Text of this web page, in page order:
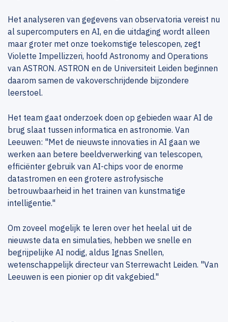
Het analyseren van gegevens van observatoria vereist nu
al supercomputers en AI, en die uitdaging wordt alleen
maar groter met onze toekomstige telescopen, zegt
Violette Impellizzeri, hoofd Astronomy and Operations
van ASTRON. ASTRON en de Universiteit Leiden beginnen
daarom samen de vakoverschrijdende bijzondere
leerstoel.
Het team gaat onderzoek doen op gebieden waar AI de
brug slaat tussen informatica en astronomie. Van
Leeuwen: "Met de nieuwste innovaties in AI gaan we
werken aan betere beeldverwerking van telescopen,
efficiënter gebruik van AI-chips voor de enorme
datastromen en een grotere astrofysische
betrouwbaarheid in het trainen van kunstmatige
intelligentie."
Om zoveel mogelijk te leren over het heelal uit de
nieuwste data en simulaties, hebben we snelle en
begrijpelijke AI nodig, aldus Ignas Snellen,
wetenschappelijk directeur van Sterrewacht Leiden. "Van
Leeuwen is een pionier op dit vakgebied."